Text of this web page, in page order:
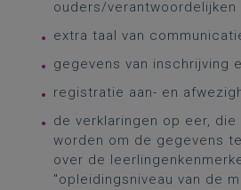
ouders/verantwoordelijken
extra taal van
gegevens van inschrijving
registratie aan- en
de verklaringen op eer, die
worden om de gegevens
over de
"opleidingsniveau van de